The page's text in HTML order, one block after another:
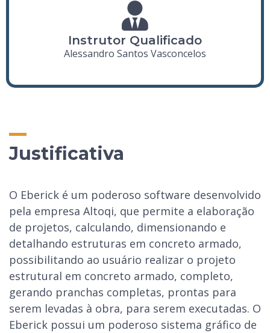
Instrutor Qualificado
Alessandro Santos Vasconcelos
Justificativa
O Eberick é um poderoso software desenvolvido
pela empresa Altoqi, que permite a elaboração
de projetos, calculando, dimensionando e
detalhando estruturas em concreto armado,
possibilitando ao usuário realizar o projeto
estrutural em concreto armado, completo,
gerando pranchas completas, prontas para
serem levadas à obra, para serem executadas. O
Eberick possui um poderoso sistema gráfico de